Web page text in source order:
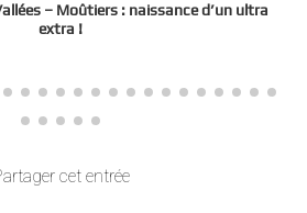
– Moûtiers : naissance d’un ultra
extra !
cet entrée